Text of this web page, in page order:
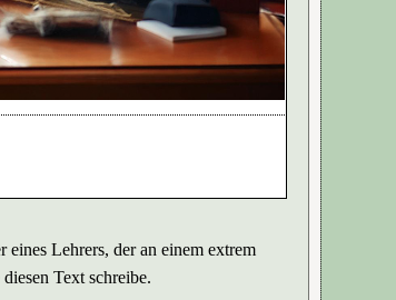
eines Lehrers, der an einem extrem
Text schreibe.